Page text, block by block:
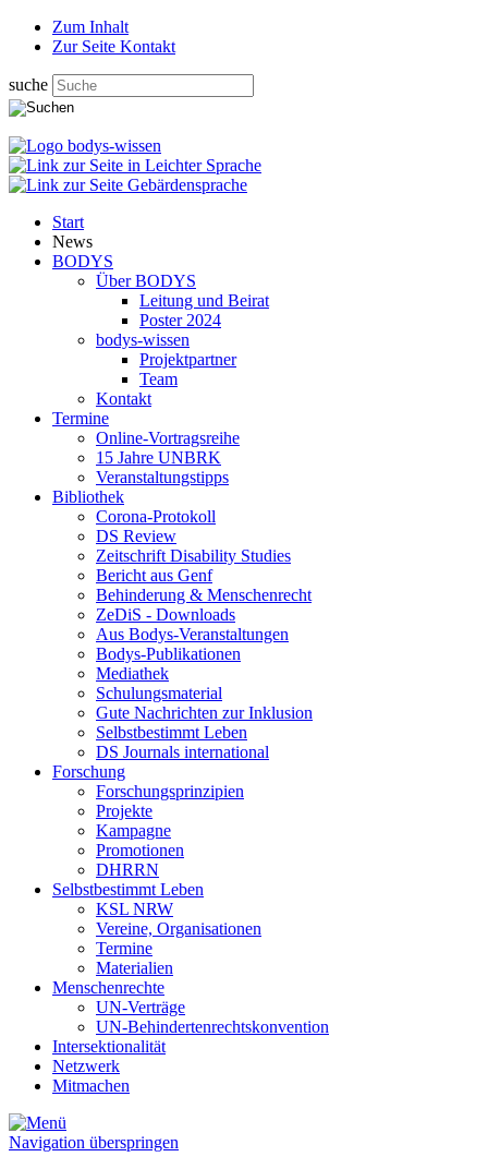
Zum Inhalt
Zur Seite Kontakt
suche
Start
News
BODYS
Über BODYS
Leitung und Beirat
Poster 2024
bodys-wissen
Projektpartner
Team
Kontakt
Termine
Online-Vortragsreihe
15 Jahre UNBRK
Veranstaltungstipps
Bibliothek
Corona-Protokoll
DS Review
Zeitschrift Disability Studies
Bericht aus Genf
Behinderung & Menschenrecht
ZeDiS - Downloads
Aus Bodys-Veranstaltungen
Bodys-Publikationen
Mediathek
Schulungsmaterial
Gute Nachrichten zur Inklusion
Selbstbestimmt Leben
DS Journals international
Forschung
Forschungsprinzipien
Projekte
Kampagne
Promotionen
DHRRN
Selbstbestimmt Leben
KSL NRW
Vereine, Organisationen
Termine
Materialien
Menschenrechte
UN-Verträge
UN-Behindertenrechtskonvention
Intersektionalität
Netzwerk
Mitmachen
Navigation überspringen